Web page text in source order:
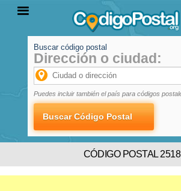
PROVINCIAS
LOCALIDADES
Buscar código postal
Dirección o ciudad:
Puedes incluir también el país para códigos
CÓDIGO POSTAL